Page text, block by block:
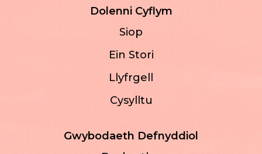
Dolenni Cyflym
Siop
Ein Stori
Llyfrgell
Cysylltu
Gwybodaeth Defnyddiol